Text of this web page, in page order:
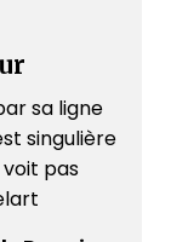
sa ligne
singulière
voit pas